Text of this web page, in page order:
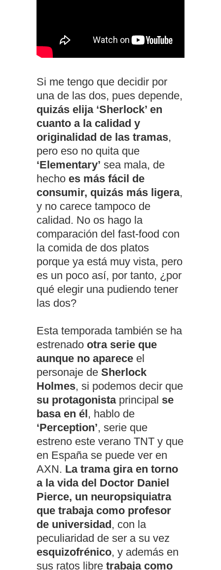
Si me tengo que decidir por
una de las dos, pues depende,
quizás elija ‘Sherlock’ en
cuanto a la calidad y
originalidad de las tramas,
pero eso no quita que
‘Elementary’ sea mala, de
hecho es más fácil de
consumir, quizás más ligera,
y no carece tampoco de
calidad. No os hago la
comparación del fast-food con
la comida de dos platos
porque ya está muy vista, pero
es un poco así, por tanto, ¿por
qué elegir una pudiendo tener
las dos?
Esta temporada también se ha
estrenado otra serie que
aunque no aparece el
personaje de Sherlock
Holmes, si podemos decir que
su protagonistaprincipal se
basa en él, hablo de
‘Perception’, serie que
estreno este verano TNT y que
en España se puede ver en
AXN. La trama gira en torno
a la vida del Doctor Daniel
Pierce, un neuropsiquiatra
que trabaja como profesor
de universidad, con la
peculiaridad de ser a su vez
esquizofrénico, y además en
sus ratos libre trabaja como